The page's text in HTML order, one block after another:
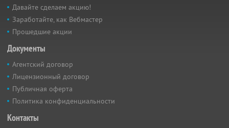
Давайте сделаем акцию!
Заработайте, как Вебмастер
Прошедшие акции
Документы
Агентский договор
Лицензионный договор
Публичная оферта
Политика конфиденциальности
Контакты